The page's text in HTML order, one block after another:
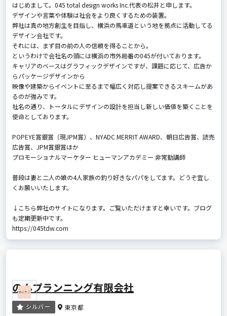
はじめまして。045 total design works Inc.代表の松井と申します。
デザインや言葉や体験は社会をより良くするための装置。
弊社は真の地方創生を目指し、横浜の馬車道という地を拠点に活動してる
デザイン会社です。
それには、まず目の前の人の信頼を得ることから。
というわけで会社名の頭には横浜の市外局番の045が付いております。
キャリアのベースはグラフィックデザインですが、課題に応じて、広告か
らパッケージデザインから
映像や建築からイベントに至るまで幅広く対応し提案できるスキームがあ
るのが強みです。
社名の通り、トータルにデザインの設計を担当し新しい価値を築くことを
使命としております。
POPEYE賞銀賞（現JPM賞）、NYADC MERRIT AWARD、朝日広告賞、読売
広告賞、JPM賞銀賞ほか
プロモーショナルマーケター ヒューマンアカデミー 非常勤講師
普段は妻と二人の娘の4人家族の釣り好きなパパをしてます。どうぞ宜し
くお願いいたします。
↓こちら弊社のサイトになります。ご覧いただけますと幸いです。ブログ
も定期更新中です。
https://045tdw.com
のんプランニング有限会社
シルバー 東京都